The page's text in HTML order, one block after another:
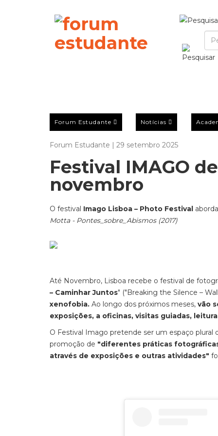
Forum Estudante Notícias
Forum Estudante | 29 setembro 2025
Festival IMAGO
novembro
O festival Imago Lisboa – Photo Festival
Motta - Pontes_sobre_Abismos (2017)
Até Novembro, Lisboa recebe o festival de
– Caminhar Juntos" ("Breaking the Silence –
xenofobia. Ao longo dos próximos meses, vão
exposições, a oficinas, visitas guiadas,
O Festival Imago pretende ser um espaço
promoção de "diferentes práticas
através de exposições e outras atividades"